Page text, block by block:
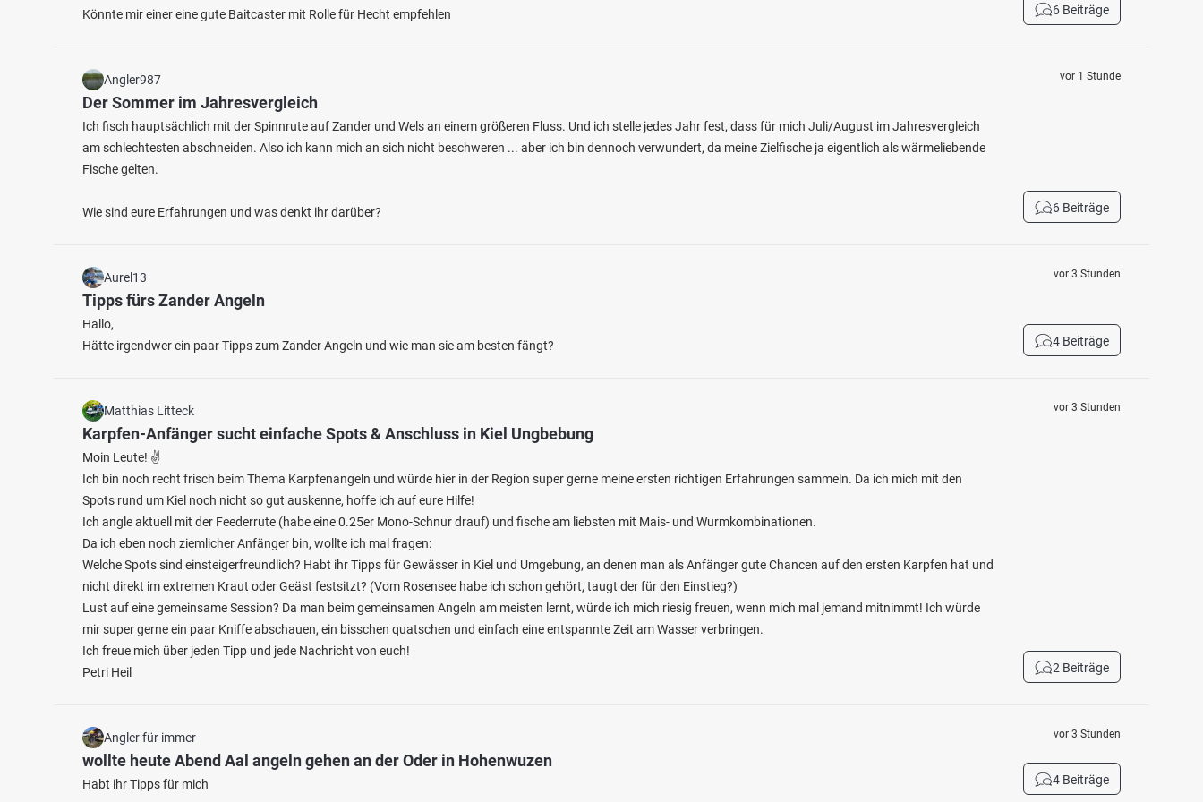
190 58
Teichanlage Birkach
Teich bei 96317 Kronach
Steinach (Mitwitz)
Könnte mir einer eine gute Baitcaster mit Rolle für Hecht empfehlen 6 Beiträge
Angler987
Der Sommer im Jahresvergleich
Ich fisch hauptsächlich mit der Spinnrute auf Zander und Wels an einem größeren Fluss. Und ich stelle jedes Jahr fest, dass für mich Juli/August im Jahresvergleich
am schlechtesten abschneiden. Also ich kann mich an sich nicht beschweren ... aber ich bin dennoch verwundert, da meine Zielfische ja eigentlich als wärmeliebende
Fische gelten.
Wie sind eure Erfahrungen und was denkt ihr darüber?
vor 1 Stunde
6 Beiträge
Aurel13
Tipps fürs Zander Angeln
Hallo,
Hätte irgendwer ein paar Tipps zum Zander Angeln und wie man sie am besten fängt?
vor 3 Stunden
4 Beiträge
Matthias Litteck
Karpfen-Anfänger sucht einfache Spots & Anschluss in Kiel Ungbebung
Moin Leute! ✌️
Ich bin noch recht frisch beim Thema Karpfenangeln und würde hier in der Region super gerne meine ersten richtigen Erfahrungen sammeln. Da ich mich mit den
Spots rund um Kiel noch nicht so gut auskenne, hoffe ich auf eure Hilfe!
Ich angle aktuell mit der Feederrute (habe eine 0.25er Mono-Schnur drauf) und fische am liebsten mit Mais- und Wurmkombinationen.
Da ich eben noch ziemlicher Anfänger bin, wollte ich mal fragen:
Welche Spots sind einsteigerfreundlich? Habt ihr Tipps für Gewässer in Kiel und Umgebung, an denen man als Anfänger gute Chancen auf den ersten Karpfen hat und
nicht direkt im extremen Kraut oder Geäst festsitzt? (Vom Rosensee habe ich schon gehört, taugt der für den Einstieg?)
Lust auf eine gemeinsame Session? Da man beim gemeinsamen Angeln am meisten lernt, würde ich mich riesig freuen, wenn mich mal jemand mitnimmt! Ich würde
mir super gerne ein paar Kniffe abschauen, ein bisschen quatschen und einfach eine entspannte Zeit am Wasser verbringen.
Ich freue mich über jeden Tipp und jede Nachricht von euch!
Petri Heil
vor 3 Stunden
2 Beiträge
Angler für immer
wollte heute Abend Aal angeln gehen an der Oder in Hohenwuzen
Habt ihr Tipps für mich
vor 3 Stunden
4 Beiträge